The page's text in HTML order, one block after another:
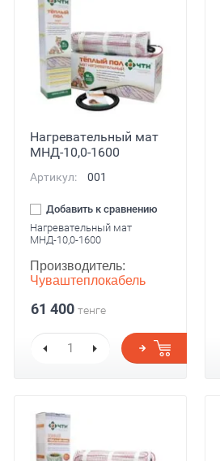
Нагревательный мат
МНД-10,0-1600
Артикул: 001
Добавить к сравнению
Нагревательный мат
МНД-10,0-1600
Производитель:
Чуваштеплокабель
61 400 тенге